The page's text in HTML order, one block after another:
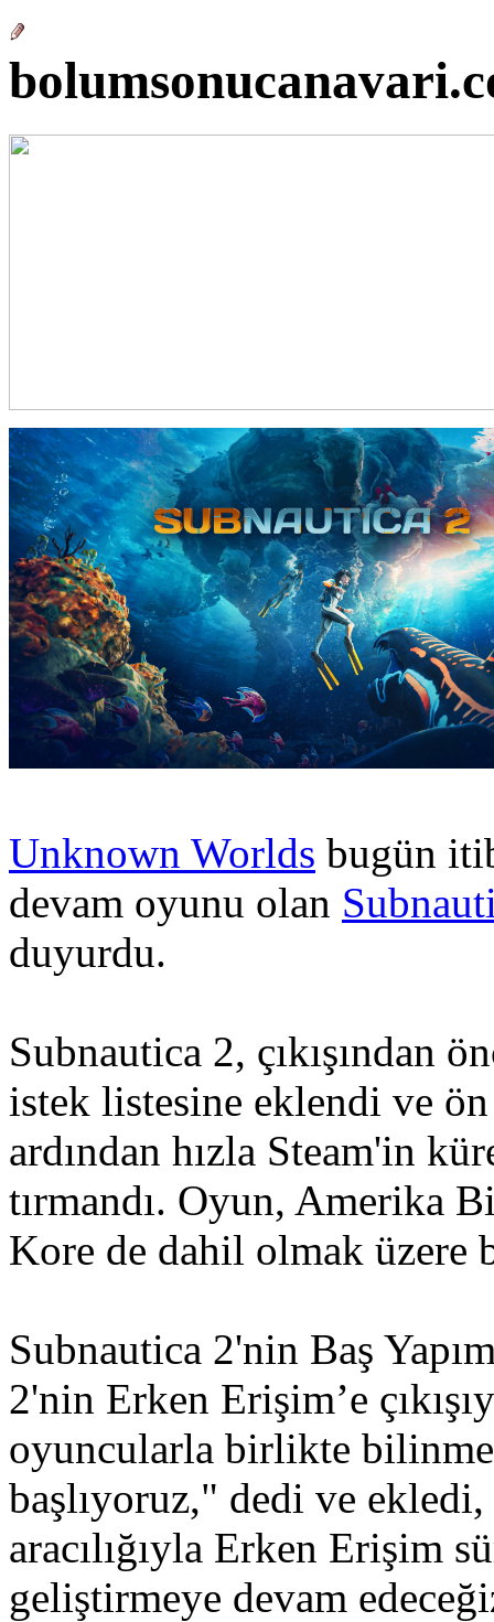
Unknown Worlds bugün
devam oyunu olan
duyurdu.
Subnautica 2, çıkışından
istek listesine eklendi ve ön
ardından hızla Steam'in
tırmandı. Oyun, Amerika
Kore de dahil olmak üzere
Subnautica 2'nin Baş
2'nin Erken Erişim’e
oyuncularla birlikte
başlıyoruz," dedi ve
aracılığıyla Erken Erişim
geliştirmeye devam